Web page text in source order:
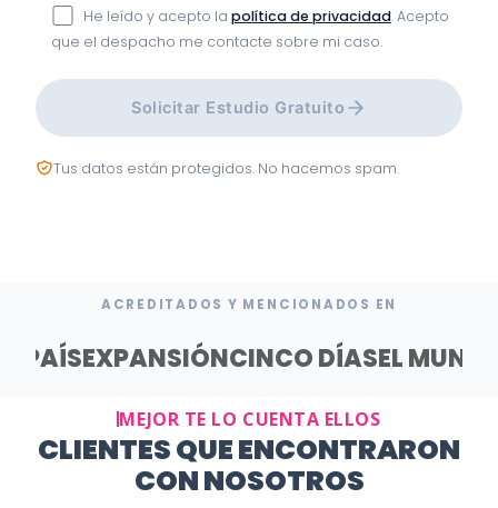
He leído y acepto la política de privacidad. Acepto
que el despacho me contacte sobre mi caso.
Solicitar Estudio Gratuito
Tus datos están protegidos. No hacemos spam.
ACREDITADOS Y MENCIONADOS EN
PAÍSEXPANSIÓNCINCO DÍASEL
MEJOR TE LO CUENTA ELLOS
CLIENTES QUE ENCONTRARON
CON NOSOTROS